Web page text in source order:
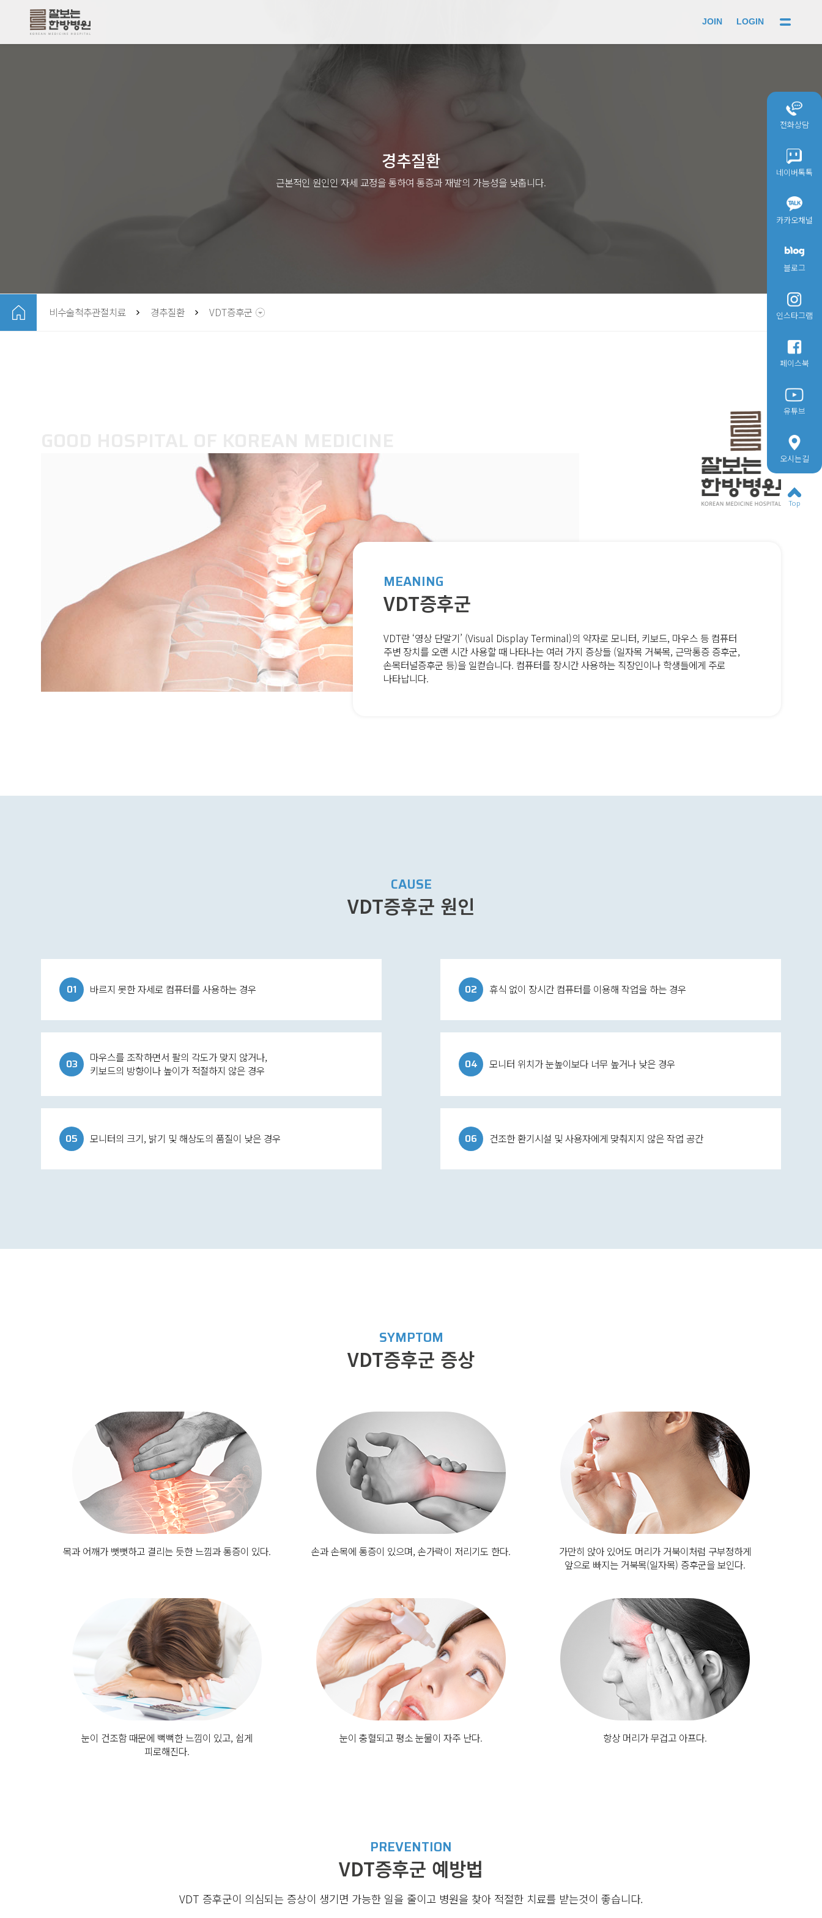
JOIN LOGIN
경추질환
근본적인 원인인 자세 교정을 통하여 통증과 재발의 가능성을 낮춥니다.
비수술척추관절치료 경추질환 VDT증후군
MEANING
VDT증후군
VDT란 ‘영상 단말기’ (Visual Display Terminal)의 약자로 모니터, 키보드, 마우스 등 컴퓨터
주변 장치를 오랜 시간 사용할 때 나타나는 여러 가지 증상들 (일자목 거북목, 근막통증 증후군,
손목터널증후군 등)을 일컫습니다. 컴퓨터를 장시간 사용하는 직장인이나 학생들에게 주로
나타납니다.
CAUSE
VDT증후군 원인
01 바르지 못한 자세로 컴퓨터를 사용하는 경우 02 휴식 없이 장시간 컴퓨터를 이용해 작업을 하는 경우
03
마우스를 조작하면서 팔의 각도가 맞지 않거나,
키보드의 방향이나 높이가 적절하지 않은 경우
04 모니터 위치가 눈높이보다 너무 높거나 낮은 경우
05 모니터의 크기, 밝기 및 해상도의 품질이 낮은 경우 06 건조한 환기시설 및 사용자에게 맞춰지지 않은 작업 공간
SYMPTOM
VDT증후군 증상
목과 어깨가 뻣뻣하고 결리는 듯한 느낌과 통증이 있다. 손과 손목에 통증이 있으며, 손가락이 저리기도 한다.
가만히 앉아 있어도 머리가 거북이처럼 구부정하게
앞으로 빠지는 거북목(일자목) 증후군을 보인다.
눈이 건조함 때문에 뻑뻑한 느낌이 있고, 쉽게
피로해진다.
눈이 충혈되고 평소 눈물이 자주 난다. 항상 머리가 무겁고 아프다.
PREVENTION
VDT증후군 예방법
VDT 증후군이 의심되는 증상이 생기면 가능한 일을 줄이고 병원을 찾아 적절한 치료를 받는것이 좋습니다.
전화상담
네이버톡톡
카카오채널
블로그
인스타그램
페이스북
유튜브
오시는길
Top